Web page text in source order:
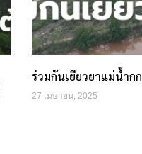
ร่วมกันเยียวยาแม่น้ำกก
27 เมษายน, 2025